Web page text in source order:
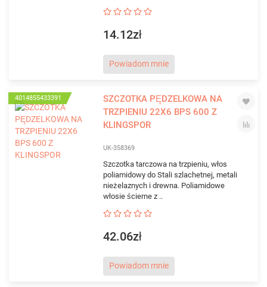
14.12zł
Powiadom mnie
4014855433391
SZCZOTKA PĘDZELKOWA NA
TRZPIENIU 22X6 BPS 600 Z
KLINGSPOR
UK-358369
Szczotka tarczowa na trzpieniu, włos
poliamidowy do Stali szlachetnej, metali
nieżelaznych i drewna. Poliamidowe
włosie ścierne z ..
42.06zł
Powiadom mnie